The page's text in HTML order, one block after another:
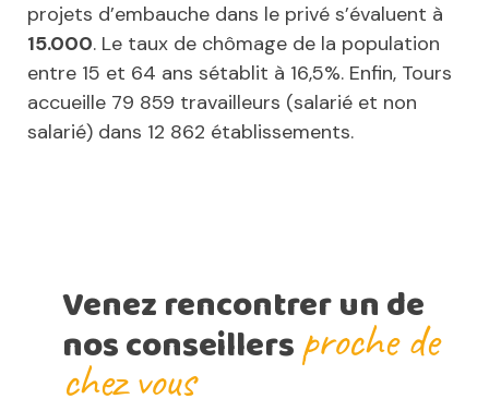
projets d’embauche dans le privé s’évaluent à
15.000. Le taux de chômage de la population
entre 15 et 64 ans sétablit à 16,5%. Enfin, Tours
accueille 79 859 travailleurs (salarié et non
salarié) dans 12 862 établissements.
Venez rencontrer un de
nos conseillersproche de
chez vous